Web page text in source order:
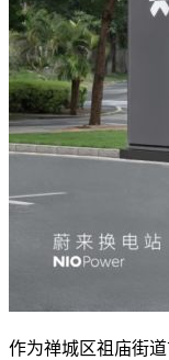
作为禅城区祖庙街